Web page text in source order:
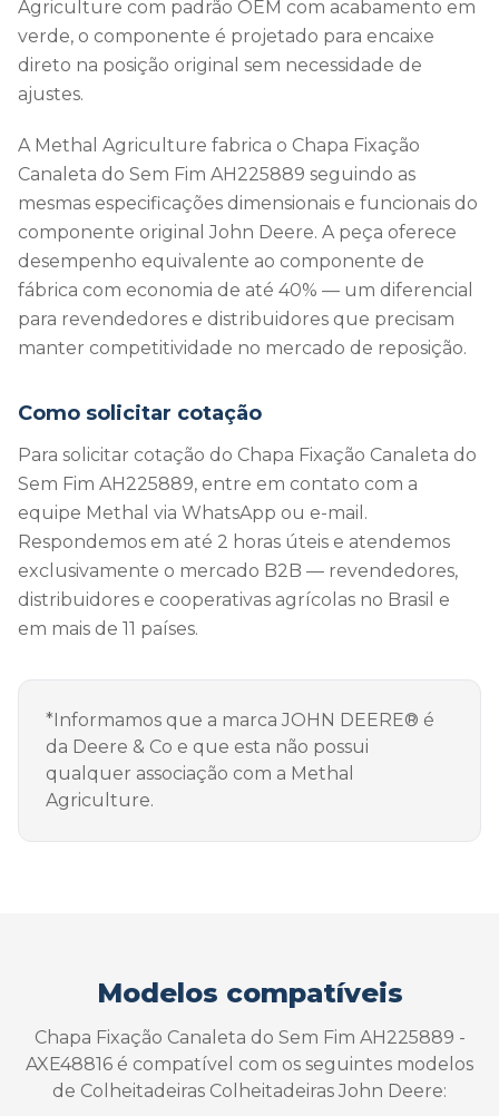
Agriculture com padrão OEM com acabamento em
verde, o componente é projetado para encaixe
direto na posição original sem necessidade de
ajustes.
A Methal Agriculture fabrica o Chapa Fixação
Canaleta do Sem Fim AH225889 seguindo as
mesmas especificações dimensionais e funcionais do
componente original John Deere. A peça oferece
desempenho equivalente ao componente de
fábrica com economia de até 40% — um diferencial
para revendedores e distribuidores que precisam
manter competitividade no mercado de reposição.
Como solicitar cotação
Para solicitar cotação do Chapa Fixação Canaleta do
Sem Fim AH225889, entre em contato com a
equipe Methal via WhatsApp ou e-mail.
Respondemos em até 2 horas úteis e atendemos
exclusivamente o mercado B2B — revendedores,
distribuidores e cooperativas agrícolas no Brasil e
em mais de 11 países.
*Informamos que a marca JOHN DEERE® é
da Deere & Co e que esta não possui
qualquer associação com a Methal
Agriculture.
Modelos compatíveis
Chapa Fixação Canaleta do Sem Fim AH225889 -
AXE48816 é compatível com os seguintes modelos
de Colheitadeiras Colheitadeiras John Deere: